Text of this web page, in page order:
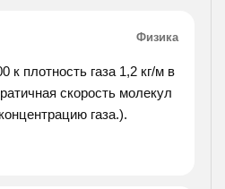
Физика
к плотность газа 1,2 кг/м в
скорость молекул
газа.).